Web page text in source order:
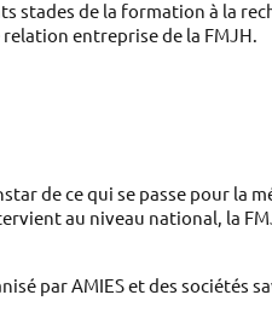
stades de la formation à la
entreprise de la FMJH.
au niveau national, la
par AMIES et des sociétés